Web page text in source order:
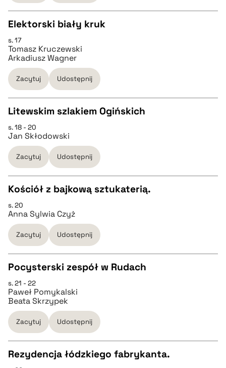
CZYSTY TEKST
pobierz cytat
pobierz cytat
Elektorski biały kruk
s. 17
Tomasz Kruczewski
Arkadiusz Wagner
Zacytuj Udostępnij
CZYSTY TEKST
pobierz cytat
BIBTEX
pobierz cytat
Litewskim szlakiem Ogińskich
s. 18 - 20
Jan Skłodowski
Zacytuj Udostępnij
CZYSTY TEKST
pobierz cytat
BIBTEX
pobierz cytat
Kościół z bajkową sztukaterią.
s. 20
Anna Sylwia Czyż
Zacytuj Udostępnij
CZYSTY TEKST
pobierz cytat
Pocysterski zespół w Rudach
s. 21 - 22
Paweł Pomykalski
Beata Skrzypek
Zacytuj Udostępnij
Rezydencja łódzkiego fabrykanta.